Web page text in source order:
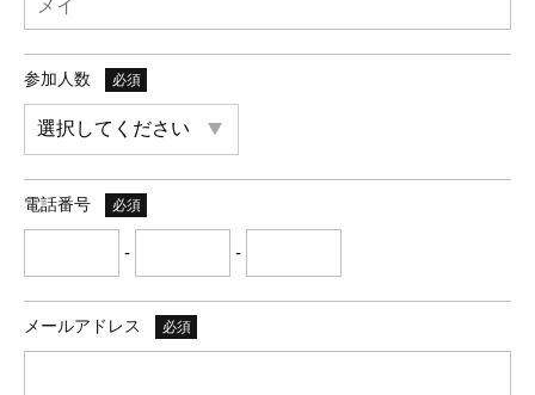
参加人数 必須
電話番号 必須
- -
メールアドレス 必須